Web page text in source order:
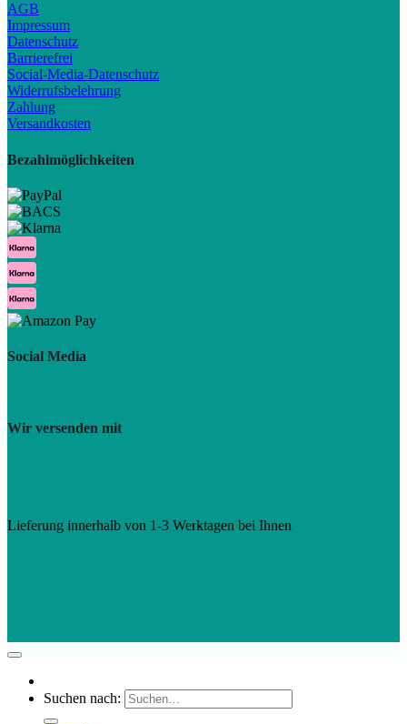
AGB
Impressum
Datenschutz
Barrierefrei
Social-Media-Datenschutz
Widerrufsbelehrung
Zahlung
Versandkosten
Bezahlmöglichkeiten
Social Media
Wir versenden mit
Lieferung innerhalb von 1-3 Werktagen bei Ihnen
Suchen nach: